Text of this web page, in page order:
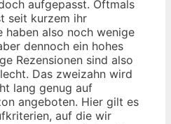
aufgepasst. Oftmals
seit kurzem ihr
haben also noch wenige
dennoch ein hohes
Rezensionen sind also
Das zweizahn wird
lang genug auf
angeboten. Hier gilt es
auf die wir